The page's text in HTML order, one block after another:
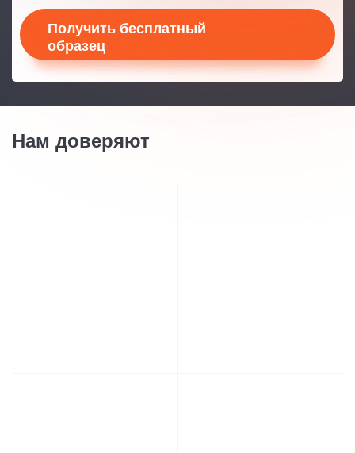
Получить бесплатный
образец
Нам доверяют